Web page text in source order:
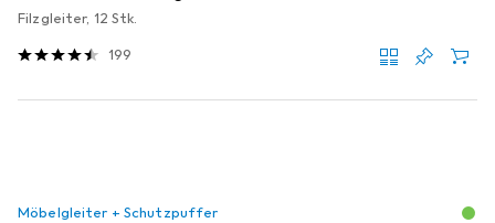
Filzgleiter, 12 Stk.
199
Möbelgleiter + Schutzpuffer